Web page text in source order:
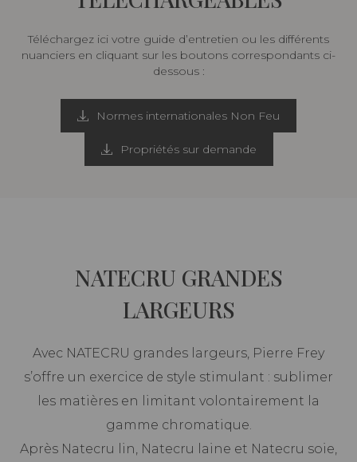
Téléchargez ici votre guide d’entretien ou les différents
nuanciers en cliquant sur les boutons correspondants ci-
dessous :
Normes internationales Non Feu
Propriétés sur demande
NATECRU GRANDES
LARGEURS
Avec NATECRU grandes largeurs, Pierre Frey
s’offre un exercice de style stimulant : sublimer
les matières en limitant volontairement la
gamme chromatique.
Après Natecru lin, Natecru laine et Natecru soie,